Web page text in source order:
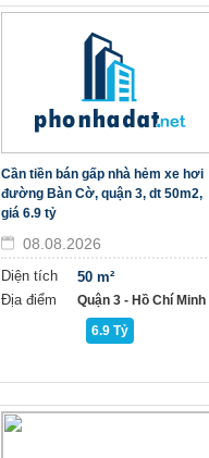
Cần tiền bán gấp nhà hẻm xe hơi
đường Bàn Cờ, quận 3, dt 50m2,
giá 6.9 tỷ
08.08.2026
Diện tích
Địa điểm
50 m²
Quận 3 - Hồ Chí Minh
6.9 Tỷ